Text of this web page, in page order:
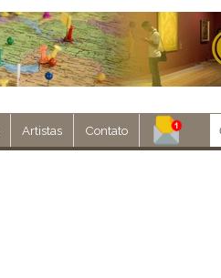
Artistas Contato